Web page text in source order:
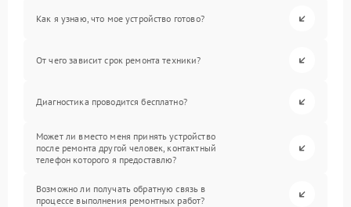
Как я узнаю, что мое устройство готово?
От чего зависит срок ремонта техники?
Диагностика проводится бесплатно?
Может ли вместо меня принять устройство
после ремонта другой человек, контактный
телефон которого я предоставлю?
Возможно ли получать обратную связь в
процессе выполнения ремонтных работ?